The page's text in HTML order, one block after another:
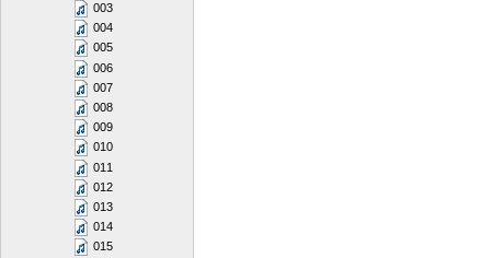
003
004
005
006
007
008
009
010
011
012
013
014
015